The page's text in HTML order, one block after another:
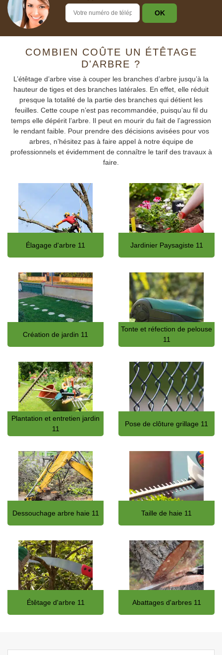
COMBIEN COÛTE UN ÉTÊTAGE
D'ARBRE ?
L’étêtage d’arbre vise à couper les branches d’arbre jusqu’à la
hauteur de tiges et des branches latérales. En effet, elle réduit
presque la totalité de la partie des branches qui détient les
feuilles. Cette coupe n’est pas recommandée, puisqu’au fil du
temps elle dépérit l’arbre. Il peut en mourir du fait de l’agression
le rendant faible. Pour prendre des décisions avisées pour vos
arbres, n’hésitez pas à faire appel à notre équipe de
professionnels et évidemment de connaître le tarif des travaux à
faire.
Élagage d'arbre 11 Jardinier Paysagiste 11
Création de jardin 11
Tonte et réfection de pelouse
11
Plantation et entretien jardin
11
Pose de clôture grillage 11
Dessouchage arbre haie 11 Taille de haie 11
Étêtage d'arbre 11 Abattages d'arbres 11